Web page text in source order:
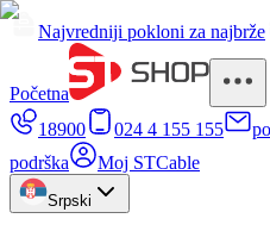
Najvredniji pokloni za najbrže
Početna
18900
024 4 155 155
podrška
Moj STCable
Srpski